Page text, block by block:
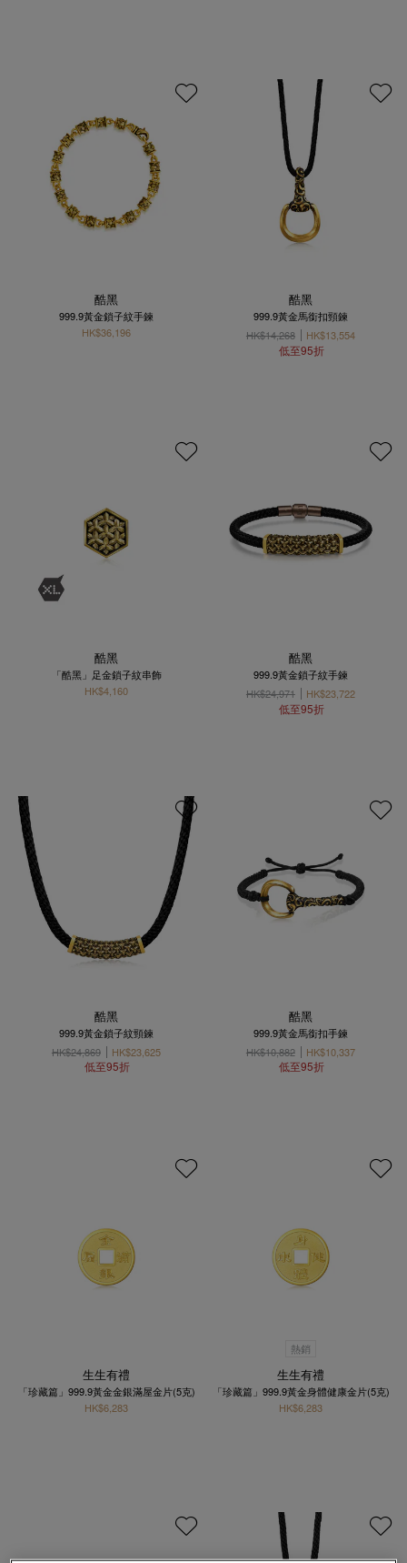
酷黑
999.9黃金鎖子紋手鍊
HK$36,196
酷黑
999.9黃金馬銜扣頸鍊
HK$14,268
HK$13,554
低至95折
酷黑
「酷黑」足金鎖子紋串飾
HK$4,160
酷黑
999.9黃金鎖子紋手鍊
HK$24,971
HK$23,722
低至95折
酷黑
999.9黃金鎖子紋頸鍊
HK$24,869
HK$23,625
低至95折
酷黑
999.9黃金馬銜扣手鍊
HK$10,882
HK$10,337
低至95折
生生有禮
「珍藏篇」999.9黃金金銀滿屋金片(5克)
HK$6,283
熱銷
生生有禮
「珍藏篇」999.9黃金身體健康金片(5克)
HK$6,283